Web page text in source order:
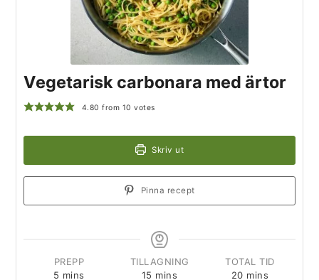
Vegetarisk carbonara med ärtor
4.80 from 10 votes
Skriv ut
Pinna recept
PREPP
5 mins
TILLAGNING
15 mins
TOTAL TID
20 mins